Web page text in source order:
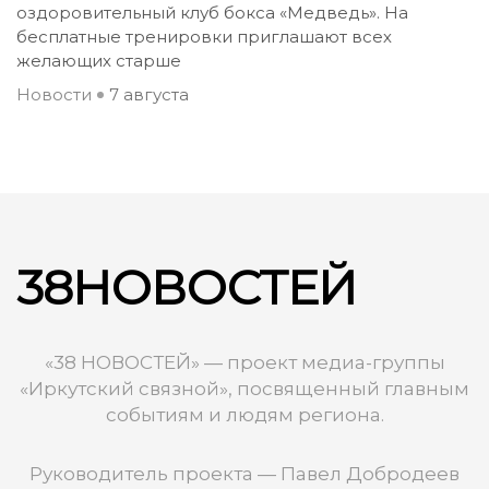
оздоровительный клуб бокса «Медведь». На
бесплатные тренировки приглашают всех
желающих старше
Новости
7 августа
38НОВОСТЕЙ
«38 НОВОСТЕЙ» — проект медиа-группы
«Иркутский связной», посвященный главным
событиям и людям региона.
Руководитель проекта — Павел Добродеев